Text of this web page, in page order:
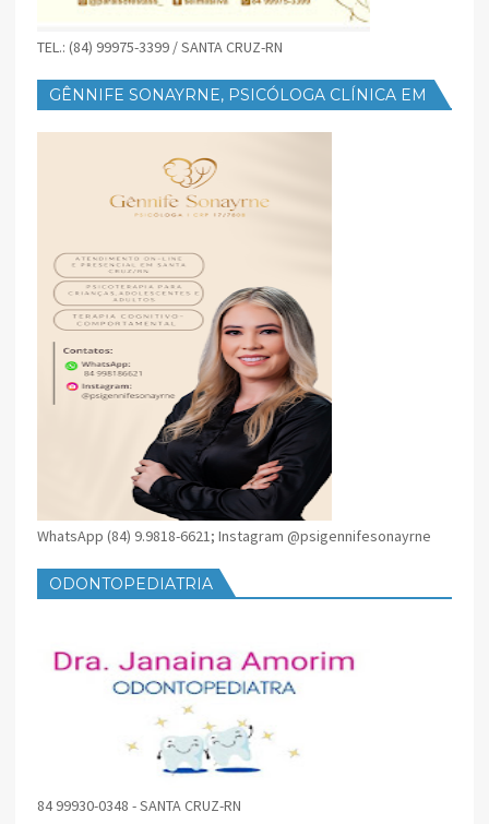
TEL.: (84) 99975-3399 / SANTA CRUZ-RN
GÊNNIFE SONAYRNE, PSICÓLOGA CLÍNICA EM
WhatsApp (84) 9.9818-6621; Instagram @psigennifesonayrne
ODONTOPEDIATRIA
84 99930-0348 - SANTA CRUZ-RN